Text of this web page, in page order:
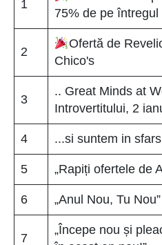
1
75% de pe
2
Ofertă de
Chico's
3
.. Great Minds at
Introvertitului, 2
4 ...si suntem in
5 „Rapiți ofertele de
6 „Anul Nou, Tu Nou”
7
„Începe nou și